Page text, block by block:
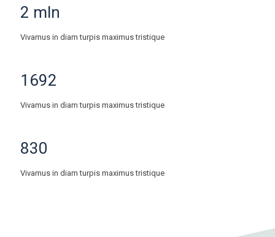
2 mln
Vivamus in diam turpis maximus tristique
1692
Vivamus in diam turpis maximus tristique
830
Vivamus in diam turpis maximus tristique